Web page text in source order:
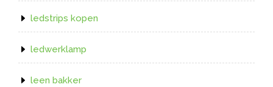
ledstrips kopen
ledwerklamp
leen bakker